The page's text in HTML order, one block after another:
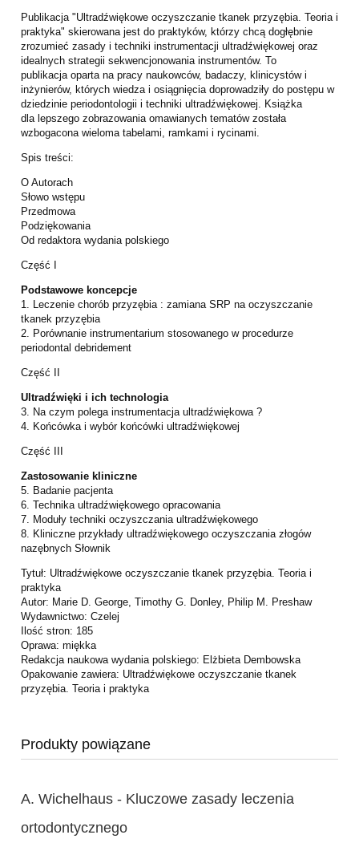
Publikacja "Ultradźwiękowe oczyszczanie tkanek przyzębia. Teoria i
praktyka" skierowana jest do praktyków, którzy chcą dogłębnie
zrozumieć zasady i techniki instrumentacji ultradźwiękowej oraz
idealnych strategii sekwencjonowania instrumentów. To
publikacja oparta na pracy naukowców, badaczy, klinicystów i
inżynierów, których wiedza i osiągnięcia doprowadziły do postępu w
dziedzinie periodontologii i techniki ultradźwiękowej. Książka
dla lepszego zobrazowania omawianych tematów została
wzbogacona wieloma tabelami, ramkami i rycinami.
Spis treści:
O Autorach
Słowo wstępu
Przedmowa
Podziękowania
Od redaktora wydania polskiego
Część I
Podstawowe koncepcje
1. Leczenie chorób przyzębia : zamiana SRP na oczyszczanie
tkanek przyzębia
2. Porównanie instrumentarium stosowanego w procedurze
periodontal debridement
Część II
Ultradźwięki i ich technologia
3. Na czym polega instrumentacja ultradźwiękowa ?
4. Końcówka i wybór końcówki ultradźwiękowej
Część III
Zastosowanie kliniczne
5. Badanie pacjenta
6. Technika ultradźwiękowego opracowania
7. Moduły techniki oczyszczania ultradźwiękowego
8. Kliniczne przykłady ultradźwiękowego oczyszczania złogów
nazębnych Słownik
Tytuł: Ultradźwiękowe oczyszczanie tkanek przyzębia. Teoria i
praktyka
Autor: Marie D. George, Timothy G. Donley, Philip M. Preshaw
Wydawnictwo: Czelej
Ilość stron: 185
Oprawa: miękka
Redakcja naukowa wydania polskiego: Elżbieta Dembowska
Opakowanie zawiera: Ultradźwiękowe oczyszczanie tkanek
przyzębia. Teoria i praktyka
Produkty powiązane
A. Wichelhaus - Kluczowe zasady leczenia
ortodontycznego